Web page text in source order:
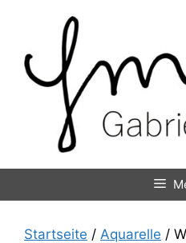
Startseite / Aquarelle /